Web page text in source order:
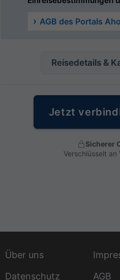
AGB des Portals
Reisedetails &
Jetzt
Sicherer
Verschlüsselt an
Über uns
Datenschutz
AGB